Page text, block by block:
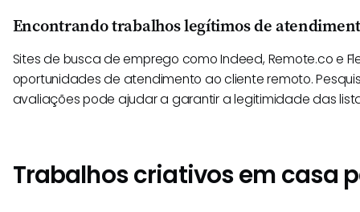
Encontrando trabalhos legítimos de
Sites de busca de emprego como Indeed, Remote.co e
oportunidades de atendimento ao cliente remoto.
avaliações pode ajudar a garantir a legitimidade das
Trabalhos criativos em casa